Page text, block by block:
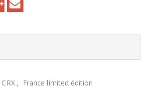
, France limited édition